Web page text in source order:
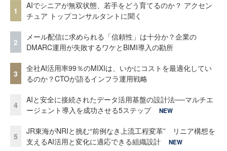
1
AIでシニアが無双状態、若手をどう育てるのか？ アクセン
チュア トップコンサルタントに聞く
2
メール配信に求められる「信頼性」は十分か？企業の
DMARC運用が失敗するワケとBIMI導入の勘所
3
全社AI活用率99％のMIXIは、いかにコストを最適化してい
るのか？CTOが語るインフラ運用戦略
4
AIと安全に接続されたデータ活用基盤の設計法──マルチエ
ージェント導入を成功させる5ステップ
NEW
5
JR東海がNRIと挑む“前例なき上流工程変革” リニア構想を
支えるAI活用と変化に適応できる組織設計
NEW